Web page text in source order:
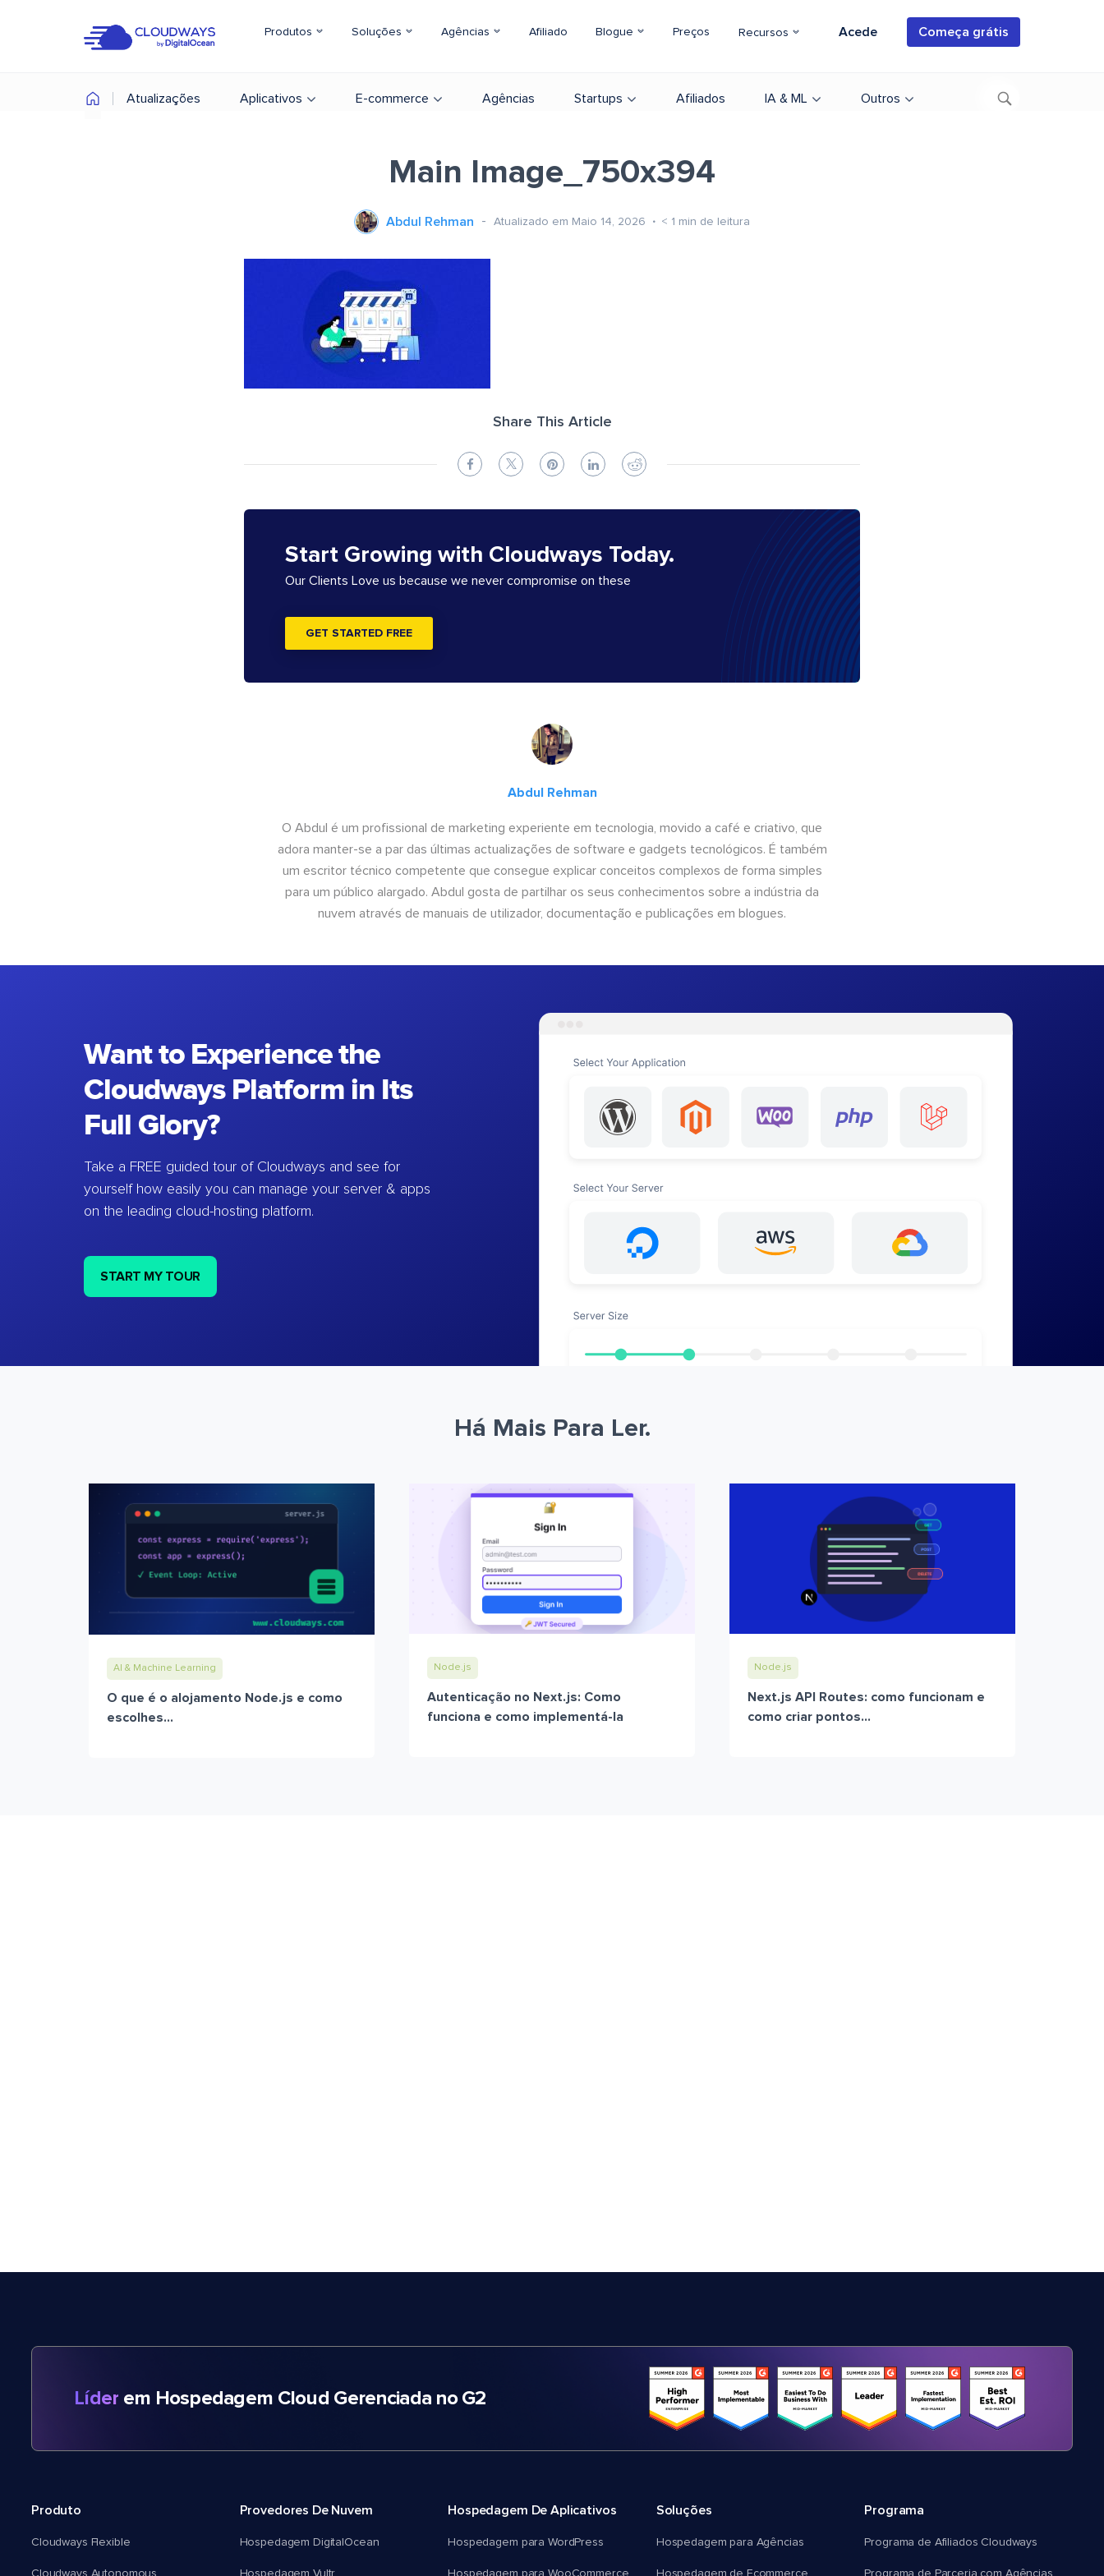
Produtos Soluções Agências Afiliado Blogue Preços Recursos Acede Começa grátis
Atualizações Aplicativos E-commerce Agências Startups Afiliados IA & ML Outros
Main Image_750x394
Abdul Rehman Atualizado em Maio 14, 2026 < 1 min de leitura
Share This Article
Start Growing with Cloudways Today.
Our Clients Love us because we never compromise on these
GET STARTED FREE
Abdul Rehman
O Abdul é um profissional de marketing experiente em tecnologia, movido a café e criativo, que
adora manter-se a par das últimas actualizações de software e gadgets tecnológicos. É também
um escritor técnico competente que consegue explicar conceitos complexos de forma simples
para um público alargado. Abdul gosta de partilhar os seus conhecimentos sobre a indústria da
nuvem através de manuais de utilizador, documentação e publicações em blogues.
Want to Experience the
Cloudways Platform in Its
Full Glory?
Take a FREE guided tour of Cloudways and see for
yourself how easily you can manage your server & apps
on the leading cloud-hosting platform.
START MY TOUR
Há Mais Para Ler.
AI & Machine Learning
O que é o alojamento Node.js e como
escolhes...
Node.js
Autenticação no Next.js: Como
funciona e como implementá-la
Node.js
Next.js API Routes: como funcionam e
como criar pontos...
Líder em Hospedagem Cloud Gerenciada no G2
Produto
Cloudways Flexible
Provedores De Nuvem
Hospedagem DigitalOcean
Hospedagem De Aplicativos
Hospedagem para WordPress
Soluções
Hospedagem para Agências
Programa
Programa de Afiliados Cloudways